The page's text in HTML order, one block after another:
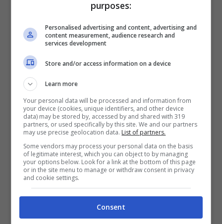
casi a denunciare una durata della batteria che
non supera le due/tre ore, nonostante il poco
utilizzo.
Soluzione con il nuovo
aggiornamento iOs
10.2. Disponibile già in
versione beta
Si spera che il problema venga risolto con il
rilascio del nuovo aggiornamento iOs 10.2. Già
disponibile in versione beta. Basta scaricarlo e
istallarlo dalla pagina Apple Beta Software
Program, per chi volesse già usufruirne. Diverse
le novità con il nuovo aggiornamento Apple. Tra
purposes:
Personalised advertising and content, advertising and
content measurement, audience research and
services development
Store and/or access information on a device
Learn more
Your personal data will be processed and information from
your device (cookies, unique identifiers, and other device
data) may be stored by, accessed by and shared with 319
partners, or used specifically by this site. We and our partners
may use precise geolocation data. List of partners.
Some vendors may process your personal data on the basis
of legitimate interest, which you can object to by managing
your options below. Look for a link at the bottom of this page
or in the site menu to manage or withdraw consent in privacy
and cookie settings.
Consent